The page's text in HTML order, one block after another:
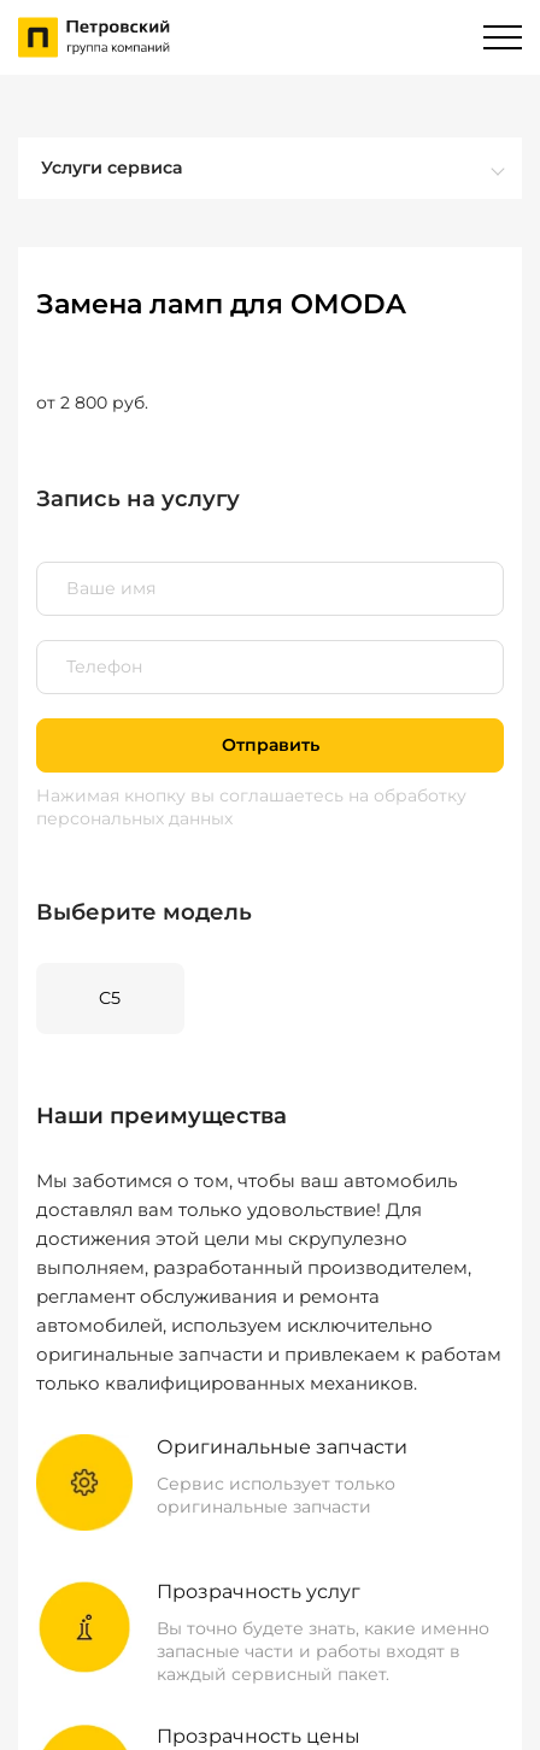
Услуги сервиса
Замена ламп для OMODA
от 2 800 руб.
Запись на услугу
Отправить
Нажимая кнопку вы соглашаетесь на обработку
персональных данных
Выберите модель
C5
Наши преимущества
Мы заботимся о том, чтобы ваш автомобиль
доставлял вам только удовольствие! Для
достижения этой цели мы скрупулезно
выполняем, разработанный производителем,
регламент обслуживания и ремонта
автомобилей, используем исключительно
оригинальные запчасти и привлекаем к работам
только квалифицированных механиков.
Оригинальные запчасти
Сервис использует только
оригинальные запчасти
Прозрачность услуг
Вы точно будете знать, какие именно
запасные части и работы входят в
каждый сервисный пакет.
Прозрачность цены